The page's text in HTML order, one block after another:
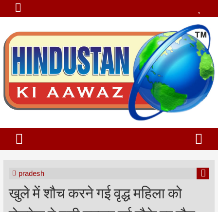
pradesh
खुले में शौच करने गई वृद्ध महिला को